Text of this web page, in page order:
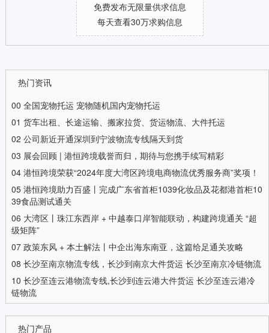
免费发布无限量供求信息
每天查看30万求购信息
热门资讯
00 全国宠物托运 宠物随机国内宠物托运
01 货车出租、长途运输、搬家拉货、货运物流、大件托运
02 公司新近开通深圳到宁波物流专线隔天到货
03 展会回顾 | 港恒跨境载誉而归，期待与您携手续写精彩
04 港恒跨境荣获“2024年度大湾区跨境电商物流优秀服务商”奖项！
05 港恒跨境助力百盛丨完成广东省首柜1039化妆品及花都港首柜10
39食品测试通关
06 大湾区丨珠江东西岸 + 中越泰口岸智能联动，构建跨境通关 “超
级矩阵”
07 政策东风 + 本土解法丨中企出海东南亚，这篇给足通关攻略
08 长沙至南京物流专线，长沙到南京大件货运 长沙至南京冷链物流
10 长沙至连云港物流专线,长沙到连云港大件货运 长沙至连云港冷
链物流
热门产品